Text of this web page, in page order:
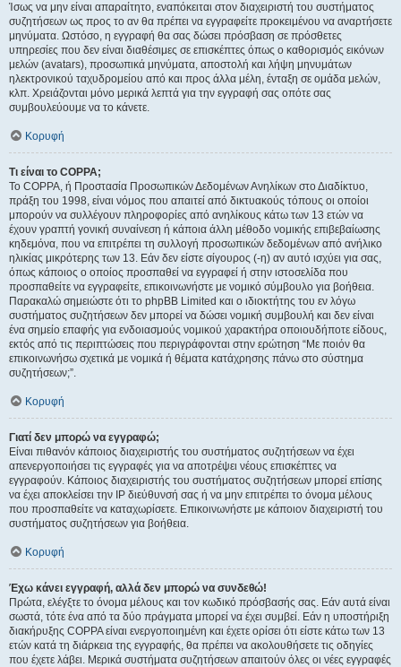
Ίσως να μην είναι απαραίτητο, εναπόκειται στον διαχειριστή του συστήματος
συζητήσεων ως προς το αν θα πρέπει να εγγραφείτε προκειμένου να αναρτήσετε
μηνύματα. Ωστόσο, η εγγραφή θα σας δώσει πρόσβαση σε πρόσθετες
υπηρεσίες που δεν είναι διαθέσιμες σε επισκέπτες όπως ο καθορισμός εικόνων
μελών (avatars), προσωπικά μηνύματα, αποστολή και λήψη μηνυμάτων
ηλεκτρονικού ταχυδρομείου από και προς άλλα μέλη, ένταξη σε ομάδα μελών,
κλπ. Χρειάζονται μόνο μερικά λεπτά για την εγγραφή σας οπότε σας
συμβουλεύουμε να το κάνετε.
Κορυφή
Τι είναι το COPPA;
Το COPPA, ή Προστασία Προσωπικών Δεδομένων Ανηλίκων στο Διαδίκτυο,
πράξη του 1998, είναι νόμος που απαιτεί από δικτυακούς τόπους οι οποίοι
μπορούν να συλλέγουν πληροφορίες από ανηλίκους κάτω των 13 ετών να
έχουν γραπτή γονική συναίνεση ή κάποια άλλη μέθοδο νομικής επιβεβαίωσης
κηδεμόνα, που να επιτρέπει τη συλλογή προσωπικών δεδομένων από ανήλικο
ηλικίας μικρότερης των 13. Εάν δεν είστε σίγουρος (-η) αν αυτό ισχύει για σας,
όπως κάποιος ο οποίος προσπαθεί να εγγραφεί ή στην ιστοσελίδα που
προσπαθείτε να εγγραφείτε, επικοινωνήστε με νομικό σύμβουλο για βοήθεια.
Παρακαλώ σημειώστε ότι το phpBB Limited και ο ιδιοκτήτης του εν λόγω
συστήματος συζητήσεων δεν μπορεί να δώσει νομική συμβουλή και δεν είναι
ένα σημείο επαφής για ενδοιασμούς νομικού χαρακτήρα οποιουδήποτε είδους,
εκτός από τις περιπτώσεις που περιγράφονται στην ερώτηση “Με ποιόν θα
επικοινωνήσω σχετικά με νομικά ή θέματα κατάχρησης πάνω στο σύστημα
συζητήσεων;”.
Κορυφή
Γιατί δεν μπορώ να εγγραφώ;
Είναι πιθανόν κάποιος διαχειριστής του συστήματος συζητήσεων να έχει
απενεργοποιήσει τις εγγραφές για να αποτρέψει νέους επισκέπτες να
εγγραφούν. Κάποιος διαχειριστής του συστήματος συζητήσεων μπορεί επίσης
να έχει αποκλείσει την IP διεύθυνσή σας ή να μην επιτρέπει το όνομα μέλους
που προσπαθείτε να καταχωρίσετε. Επικοινωνήστε με κάποιον διαχειριστή του
συστήματος συζητήσεων για βοήθεια.
Κορυφή
Έχω κάνει εγγραφή, αλλά δεν μπορώ να συνδεθώ!
Πρώτα, ελέγξτε το όνομα μέλους και τον κωδικό πρόσβασής σας. Εάν αυτά είναι
σωστά, τότε ένα από τα δύο πράγματα μπορεί να έχει συμβεί. Εάν η υποστήριξη
διακήρυξης COPPA είναι ενεργοποιημένη και έχετε ορίσει ότι είστε κάτω των 13
ετών κατά τη διάρκεια της εγγραφής, θα πρέπει να ακολουθήσετε τις οδηγίες
που έχετε λάβει. Μερικά συστήματα συζητήσεων απαιτούν όλες οι νέες εγγραφές